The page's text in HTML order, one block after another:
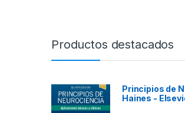
Productos destacados
Principios de
Haines -